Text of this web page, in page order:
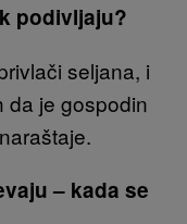
podivljaju?
seljana, i
da je gospodin
– kada se